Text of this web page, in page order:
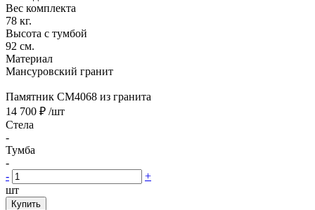
Вес комплекта
78 кг.
Высота с тумбой
92 см.
Материал
Мансуровский гранит
Памятник CM4068 из гранита
14 700 ₽ /шт
Стела
-
Тумба
-
-
+
шт
Купить